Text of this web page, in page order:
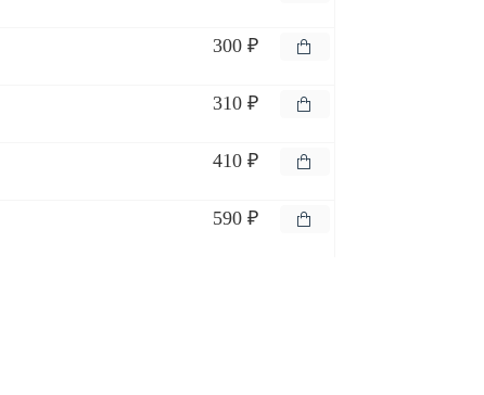
300 ₽
310 ₽
410 ₽
590 ₽